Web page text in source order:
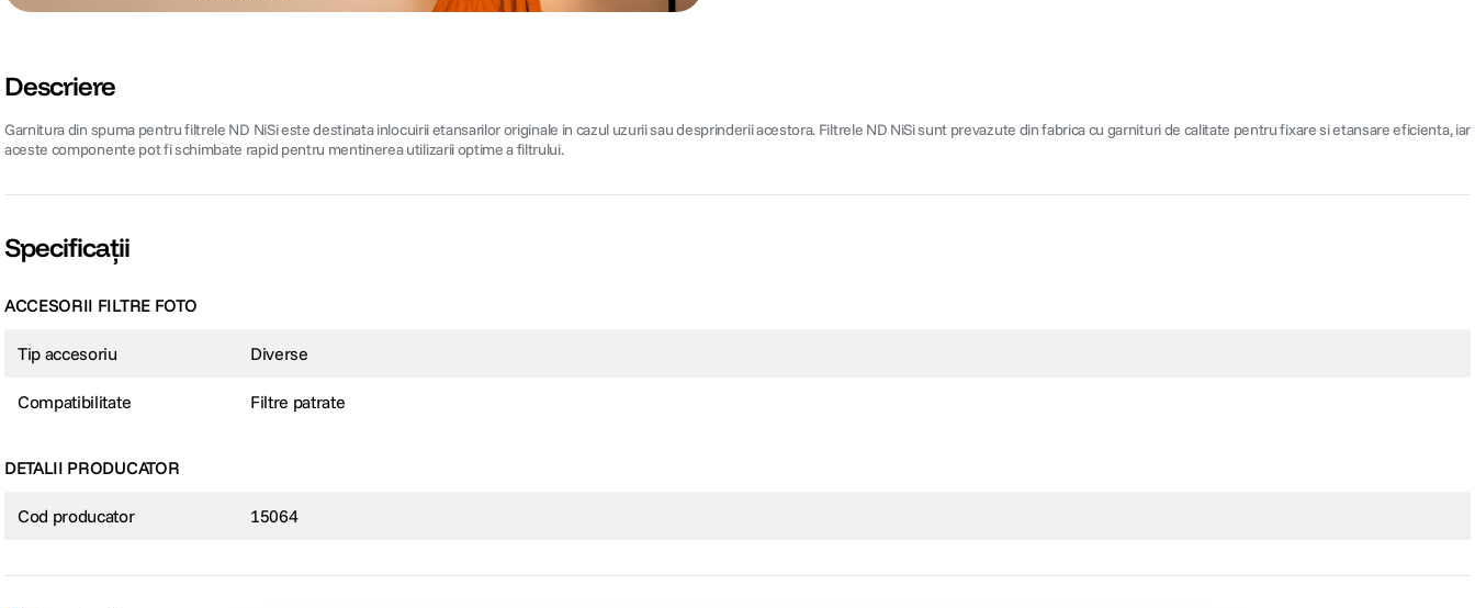
Descriere
Garnitura din spuma pentru filtrele ND NiSi este destinata inlocuirii etansarilor originale in cazul uzurii sau desprinderii acestora. Filtrele ND NiSi sunt prevazute din fabrica cu garnituri de calitate pentru fixare si etansare eficienta, iar
aceste componente pot fi schimbate rapid pentru mentinerea utilizarii optime a filtrului.
Specificații
ACCESORII FILTRE FOTO
Tip accesoriu Diverse
Compatibilitate Filtre patrate
DETALII PRODUCATOR
Cod producator 15064